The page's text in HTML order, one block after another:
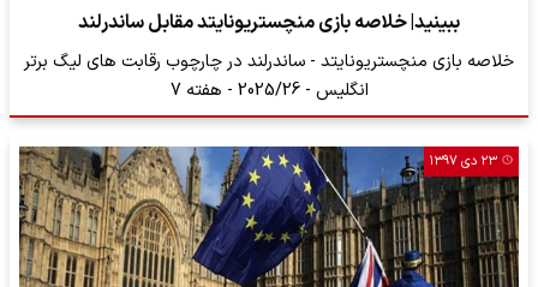
ببینید| خلاصه بازی منچستریونایتد مقابل ساندرلند
خلاصه بازی منچستریونایتد - ساندرلند در چارچوب رقابت های لیگ برتر
انگلیس - 2025/26 - هفته 7
۲۳ دی ۱۳۹۷